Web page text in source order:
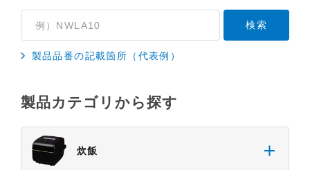
に関する注意事項は、取扱説明書作成時点での法的
品に関する安全に関する注意についてのご質問等に
（※）。
（※）みまもりほっとラインサービスでご使用され
ている専用の製品（レンタル品）につきましては、
弊社「
製品品番の記載箇所（代表例）
製品カテゴリから探す
炊飯